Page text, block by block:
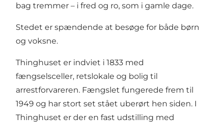
bag tremmer – i fred og ro, som i gamle dage.
Stedet er spændende at besøge for både børn
og voksne.
Thinghuset er indviet i 1833 med
fængselsceller, retslokale og bolig til
arrestforvareren. Fængslet fungerede frem til
1949 og har stort set stået uberørt hen siden. I
Thinghuset er der en fast udstilling med